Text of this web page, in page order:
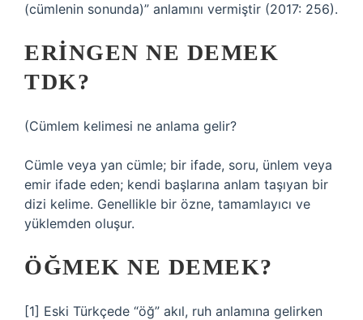
(cümlenin sonunda)” anlamını vermiştir (2017: 256).
ERINGEN NE DEMEK
TDK?
(Cümlem kelimesi ne anlama gelir?
Cümle veya yan cümle; bir ifade, soru, ünlem veya
emir ifade eden; kendi başlarına anlam taşıyan bir
dizi kelime. Genellikle bir özne, tamamlayıcı ve
yüklemden oluşur.
ÖĞMEK NE DEMEK?
[1] Eski Türkçede “öğ” akıl, ruh anlamına gelirken